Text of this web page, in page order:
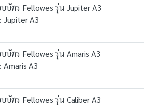
บบัตร Fellowes รุ่น Jupiter A3
Jupiter A3
บบัตร Fellowes รุ่น Amaris A3
A3
บบัตร Fellowes รุ่น Caliber A3